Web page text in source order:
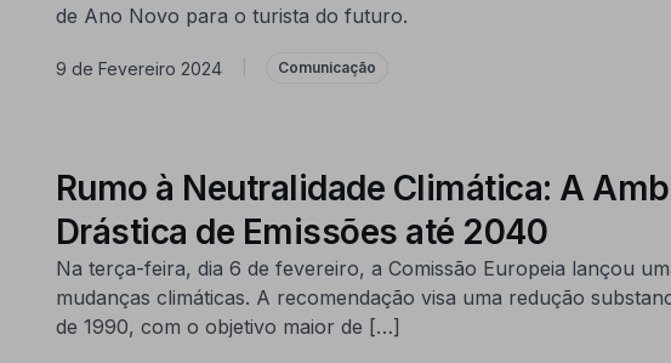
de Ano Novo para o turista do futuro.
9 de Fevereiro 2024 Comunicação
Rumo à Neutralidade Climática: A
Drástica de Emissões até 2040
Na terça-feira, dia 6 de fevereiro, a Comissão Europeia lançou
mudanças climáticas. A recomendação visa uma redução
de 1990, com o objetivo maior de […]